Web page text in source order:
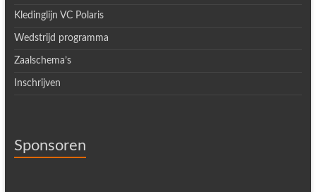
Kledinglijn VC Polaris
Wedstrijd programma
Zaalschema’s
Inschrijven
Sponsoren